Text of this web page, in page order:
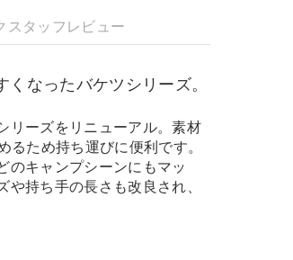
スタッフレビュー
なったバケツシリーズ。
リーズをリニューアル。素材
るため持ち運びに便利です。
のキャンプシーンにもマッ
持ち手の長さも改良され、